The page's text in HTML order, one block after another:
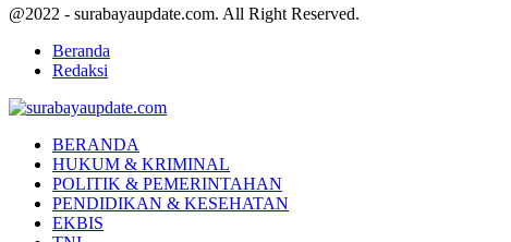
@2022 - surabayaupdate.com. All Right Reserved.
Beranda
Redaksi
BERANDA
HUKUM & KRIMINAL
POLITIK & PEMERINTAHAN
PENDIDIKAN & KESEHATAN
EKBIS